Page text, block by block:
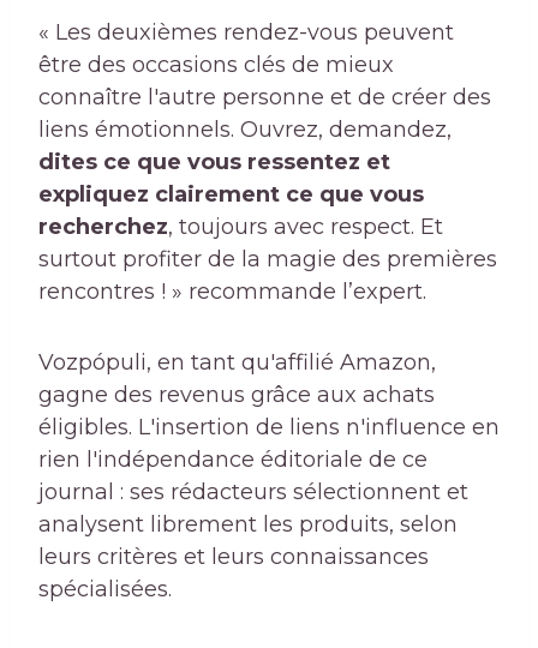
« Les deuxièmes rendez-vous peuvent
être des occasions clés de mieux
connaître l'autre personne et de créer des
liens émotionnels. Ouvrez, demandez,
dites ce que vous ressentez et
expliquez clairement ce que vous
recherchez, toujours avec respect. Et
surtout profiter de la magie des premières
rencontres ! » recommande l’expert.
Vozpópuli, en tant qu'affilié Amazon,
gagne des revenus grâce aux achats
éligibles. L'insertion de liens n'influence en
rien l'indépendance éditoriale de ce
journal : ses rédacteurs sélectionnent et
analysent librement les produits, selon
leurs critères et leurs connaissances
spécialisées.